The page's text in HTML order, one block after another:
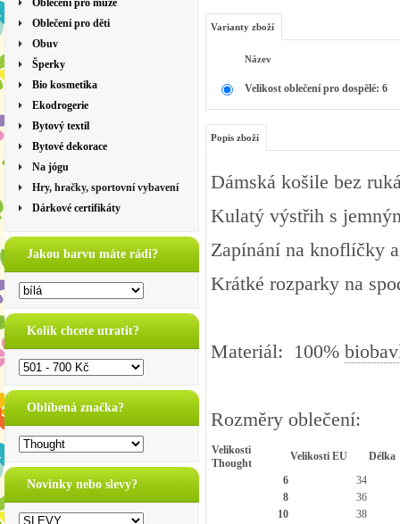
Oblečení pro muže
Oblečení pro děti
Obuv
Šperky
Bio kosmetika
Ekodrogerie
Bytový textil
Bytové dekorace
Na jógu
Hry, hračky, sportovní vybavení
Dárkové certifikáty
Jakou barvu máte rádi?
Kolik chcete utratit?
Oblíbená značka?
Novinky nebo slevy?
Varianty zboží
Název
Velikost oblečení pro dospělé: 6
Popis zboží
Dámská košile bez
Kulatý výstřih s
Zapínání na knoflíčky
Krátké rozparky na
Materiál: 100%
Rozměry oblečení:
Velikosti
Thought
Velikosti EU
Délka
6
34
8
36
10
38